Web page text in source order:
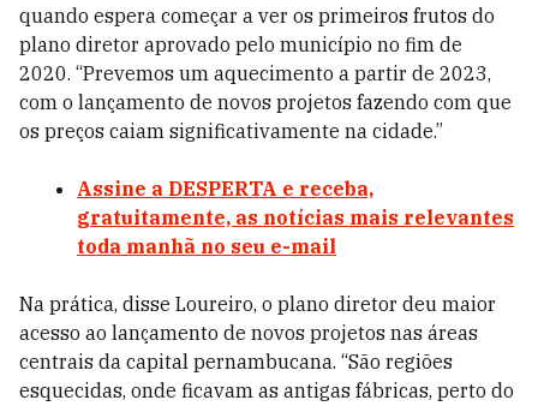
quando espera começar a ver os primeiros frutos do
plano diretor aprovado pelo município no fim de
2020. “Prevemos um aquecimento a partir de 2023,
com o lançamento de novos projetos fazendo com que
os preços caiam significativamente na cidade.”
Assine a DESPERTA e receba,
gratuitamente, as notícias mais relevantes
toda manhã no seu e-mail
Na prática, disse Loureiro, o plano diretor deu maior
acesso ao lançamento de novos projetos nas áreas
centrais da capital pernambucana. “São regiões
esquecidas, onde ficavam as antigas fábricas, perto do